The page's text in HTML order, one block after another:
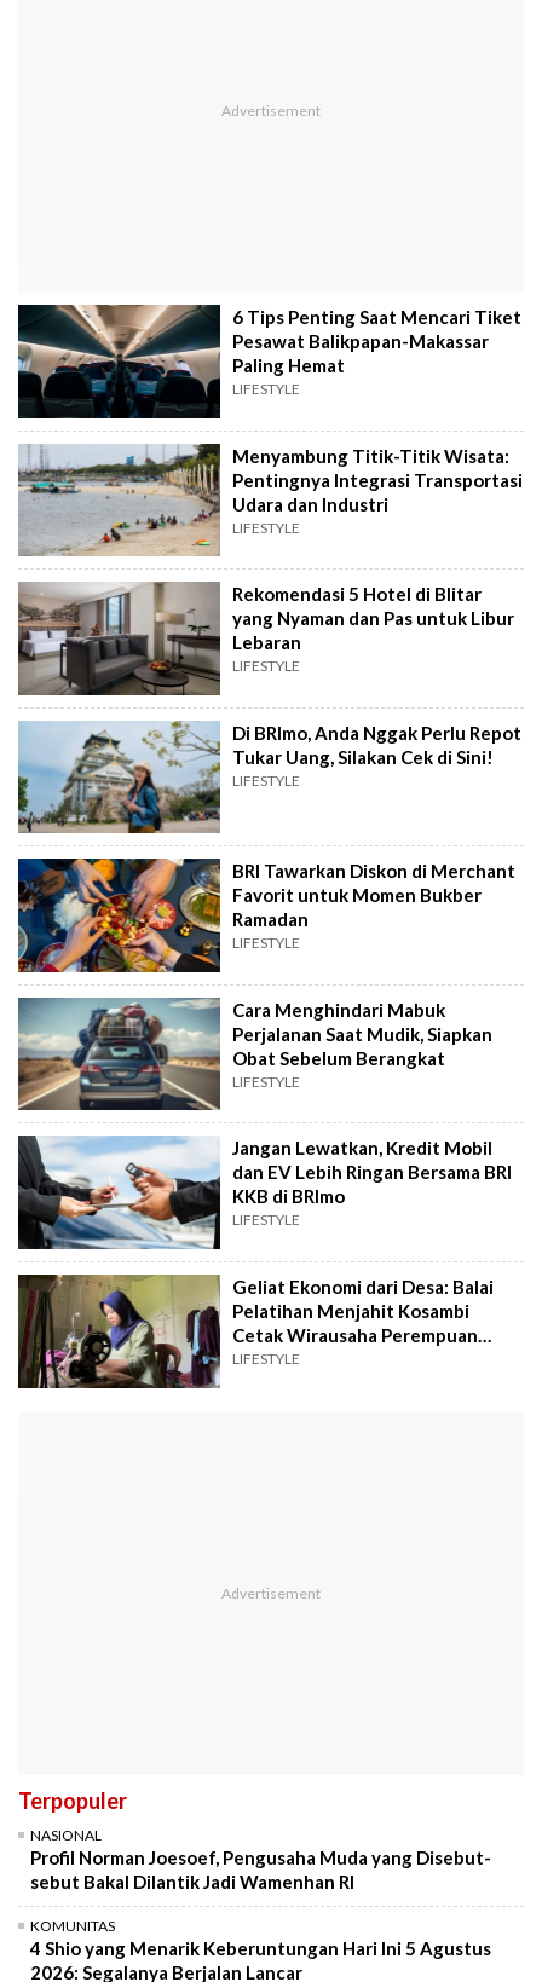
6 Tips Penting Saat Mencari Tiket
Pesawat Balikpapan-Makassar
Paling Hemat
LIFESTYLE
Menyambung Titik-Titik Wisata:
Pentingnya Integrasi Transportasi
Udara dan Industri
LIFESTYLE
Rekomendasi 5 Hotel di Blitar
yang Nyaman dan Pas untuk Libur
Lebaran
LIFESTYLE
Di BRImo, Anda Nggak Perlu Repot
Tukar Uang, Silakan Cek di Sini!
LIFESTYLE
BRI Tawarkan Diskon di Merchant
Favorit untuk Momen Bukber
Ramadan
LIFESTYLE
Cara Menghindari Mabuk
Perjalanan Saat Mudik, Siapkan
Obat Sebelum Berangkat
LIFESTYLE
Jangan Lewatkan, Kredit Mobil
dan EV Lebih Ringan Bersama BRI
KKB di BRImo
LIFESTYLE
Geliat Ekonomi dari Desa: Balai
Pelatihan Menjahit Kosambi
Cetak Wirausaha Perempuan
Tangguh
LIFESTYLE
Terpopuler
NASIONAL
Profil Norman Joesoef, Pengusaha Muda yang Disebut-
sebut Bakal Dilantik Jadi Wamenhan RI
KOMUNITAS
4 Shio yang Menarik Keberuntungan Hari Ini 5 Agustus
2026: Segalanya Berjalan Lancar